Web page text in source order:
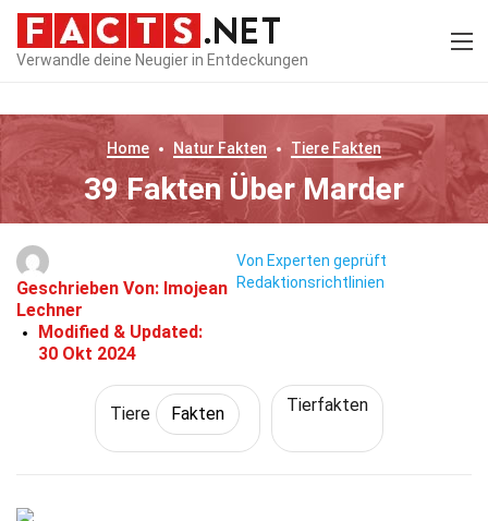
Verwandle deine Neugier in Entdeckungen
Home Natur Fakten Tiere Fakten
39 Fakten Über Marder
Geschrieben Von: Imojean
Lechner
Modified & Updated:
30 Okt 2024
Von Experten geprüft
Redaktionsrichtlinien
Tiere Fakten Tierfakten